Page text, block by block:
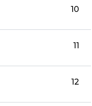
10
11
12